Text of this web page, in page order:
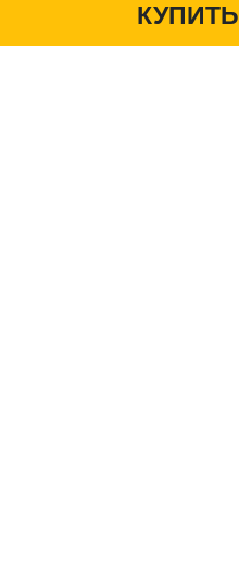
КУПИТЬ